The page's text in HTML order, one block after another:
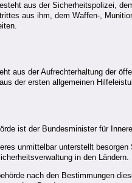
aus der Sicherheitspolizei,
aus ihm, dem Waffen-,
aus der Aufrechterhaltung der
der ersten allgemeinen
ist der Bundesminister für
unmittelbar unterstellt
in den Ländern.
nach den Bestimmungen